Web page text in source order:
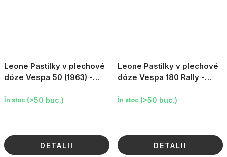
Leone Pastilky v plechové
dóze Vespa 50 (1963) -
În stoc (>50 buc.)
DETALII
Leone Pastilky v plechové
dóze Vespa 180 Rally -
În stoc (>50 buc.)
DETALII